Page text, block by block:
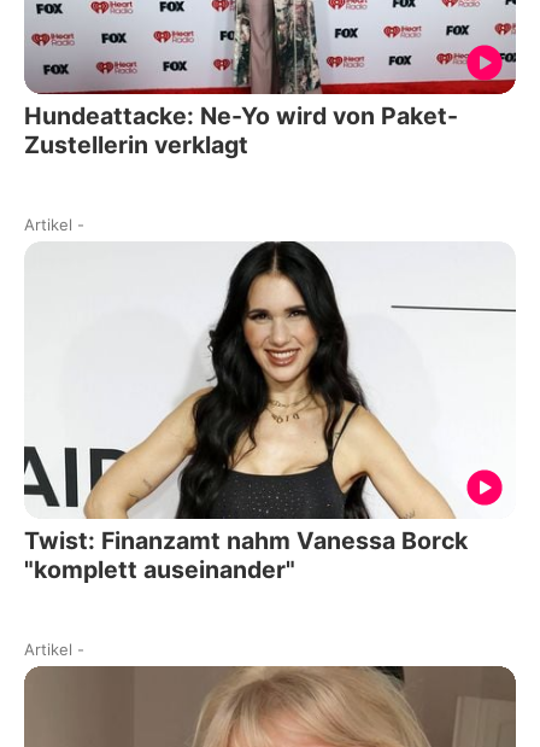
Hundeattacke: Ne-Yo wird von Paket-
Zustellerin verklagt
Artikel -
Twist: Finanzamt nahm Vanessa Borck
"komplett auseinander"
Artikel -